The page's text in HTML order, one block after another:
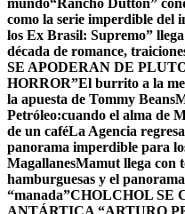
mundo“Rancho Dutton”
como la serie imperdible del
los Ex Brasil: Supremo”
década de romance,
SE APODERAN DE
HORROR”El burrito a la
la apuesta de Tommy Beans
Petróleo:cuando el alma de
de un caféLa Agencia
panorama imperdible para
MagallanesMamut llega con
hamburguesas y el
“manada”CHOLCHOL SE